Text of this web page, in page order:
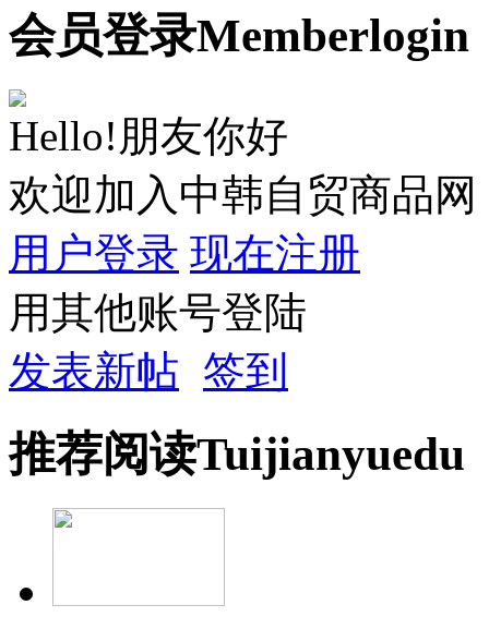
会员登录Memberlogin
Hello!朋友你好
欢迎加入中韩自贸商品网
用户登录 现在注册
用其他账号登陆
发表新帖 签到
推荐阅读Tuijianyuedu